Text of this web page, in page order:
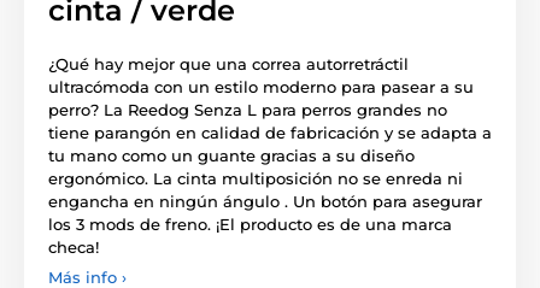
cinta / verde
¿Qué hay mejor que una correa autorretráctil
ultracómoda con un estilo moderno para pasear a su
perro? La Reedog Senza L para perros grandes no
tiene parangón en calidad de fabricación y se adapta a
tu mano como un guante gracias a su diseño
ergonómico. La cinta multiposición no se enreda ni
engancha en ningún ángulo . Un botón para asegurar
los 3 mods de freno. ¡El producto es de una marca
checa!
Más info ›